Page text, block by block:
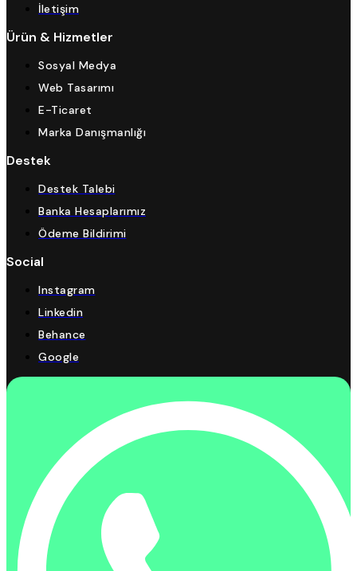
İletişim
Ürün & Hizmetler
Sosyal Medya
Web Tasarımı
E-Ticaret
Marka Danışmanlığı
Destek
Destek Talebi
Banka Hesaplarımız
Ödeme Bildirimi
Social
Instagram
Linkedin
Behance
Google